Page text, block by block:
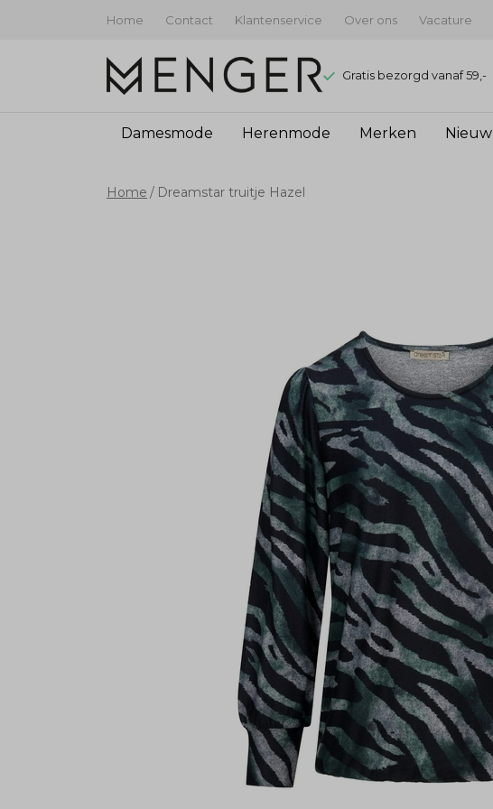
Home Contact Klantenservice Over ons Vacature
Gratis bezorgd vanaf 59,-
Damesmode Herenmode Merken Nieuw
Dreamstar
truitje
Home Dreamstar truitje Hazel